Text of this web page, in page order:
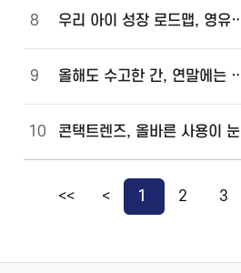
8 우리 아이 성장 로드맵, 영유
9 올해도 수고한 간, 연
10
<< < 1 2 3